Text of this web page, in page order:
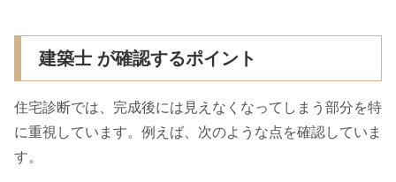
建築士 が確認するポイント
住宅診断では、完成後には見えなくなってしまう部分を特
に重視しています。例えば、次のような点を確認していま
す。